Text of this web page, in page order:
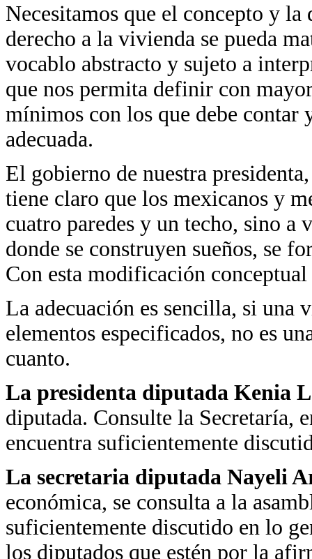
Necesitamos que el concepto y
derecho a la vivienda se pueda
vocablo abstracto y sujeto a
que nos permita definir con
mínimos con los que debe contar
adecuada.
El gobierno de nuestra
tiene claro que los mexicanos y
cuatro paredes y un techo, sino a
donde se construyen sueños, se
Con esta modificación
La adecuación es sencilla, si una
elementos especificados, no es
cuanto.
La presidenta diputada Kenia
diputada. Consulte la Secretaría,
encuentra suficientemente
La secretaria diputada Nayeli
económica, se consulta a la
suficientemente discutido en lo
los diputados que estén por la